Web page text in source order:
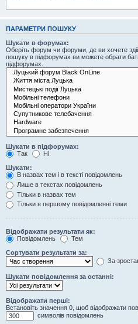
ПАРАМЕТРИ ПОШУКУ
Шукати в форумах:
Оберіть форум чи форуми, де ви хочете
пошуку в підфорумах ви можете обрати
підфорумах.
Шукати в підфорумах:
Так
Ні
Шукати:
В назвах тем і в тексті повідомлень
Лише в текстах повідомлень
Тільки в назвах тем
Тільки в першому повідомленні теми
Відображати результати як:
Повідомлень
Тем
Сортувати результати за:
За
Шукати повідомлення за останні:
Відображати перші:
Встановіть значення 0, щоб відображати
символів повідомлень